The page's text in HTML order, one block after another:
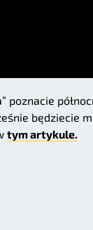
będziecie
tym artykule.